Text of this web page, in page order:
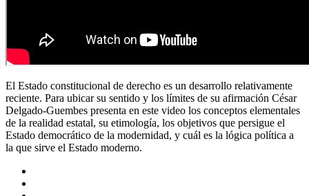
El Estado constitucional de derecho es un desarrollo relativamente
reciente. Para ubicar su sentido y los límites de su afirmación César
Delgado-Guembes presenta en este video los conceptos elementales
de la realidad estatal, su etimología, los objetivos que persigue el
Estado democrático de la modernidad, y cuál es la lógica política a
la que sirve el Estado moderno.